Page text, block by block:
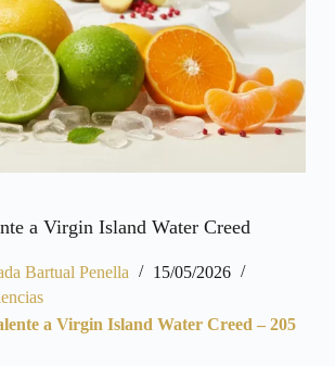
a Virgin Island Water Creed
Bartual Penella
15/05/2026
a Virgin Island Water Creed – 205